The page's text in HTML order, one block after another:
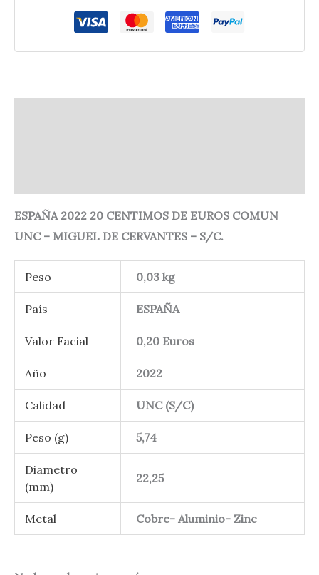
ESPAÑA 2022 20 CENTIMOS DE EUROS COMUN
UNC – MIGUEL DE CERVANTES – S/C.
Peso 0,03 kg
País ESPAÑA
Valor Facial 0,20 Euros
Año 2022
Calidad UNC (S/C)
Peso (g) 5,74
Diametro
(mm)
22,25
Metal Cobre- Aluminio- Zinc